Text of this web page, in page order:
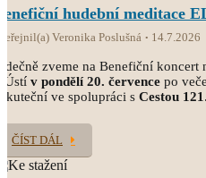
hudební meditace
Veronika Poslušná 14.7.2026
zveme na Benefiční
Ústí v pondělí 20. července po
ve spolupráci s Cestou 121 .
ČÍST DÁL